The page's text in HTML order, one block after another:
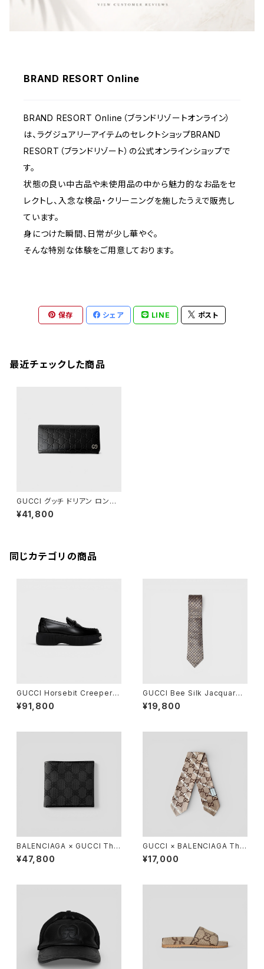
BRAND RESORT Online
BRAND RESORT Online（ブランドリゾートオンライン）
は、ラグジュアリーアイテムのセレクトショップBRAND
RESORT（ブランドリゾート）の公式オンラインショップで
す。
状態の良い中古品や未使用品の中から魅力的なお品をセ
レクトし、入念な検品・クリーニングを施したうえで販売し
ています。
身につけた瞬間、日常が少し華やぐ。
そんな特別な体験をご用意しております。
保存 シェア LINE ポスト
最近チェックした商品
GUCCI グッチ ドリアン ロング
ウォレット
¥41,800
同じカテゴリの商品
GUCCI Horsebit Creeper L
oafer Black 36 1/2
¥91,800
GUCCI Bee Silk Jacquard
Tie
¥19,800
BALENCIAGA × GUCCI The
Hacker Project Compact W
allet Black
¥47,800
GUCCI × BALENCIAGA The
Hacker Project Maxi GG N
eck Bow
¥17,000